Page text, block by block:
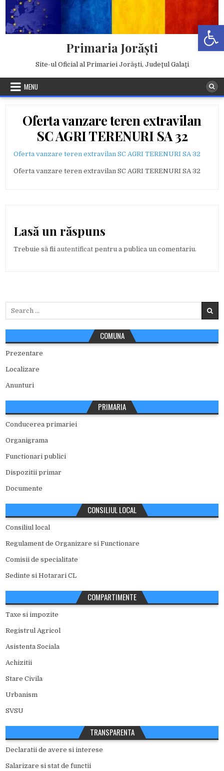
content
Primaria Jorăşti
Site-ul Oficial al Primariei Jorăşti, Judeţul Galaţi
MENU
Oferta vanzare teren extravilan
SC AGRI TERENURI SA 32
Oferta vanzare teren extravilan SC AGRI TERENURI SA 32
Oferta vanzare teren extravilan SC AGRI TERENURI SA 32
Lasă un răspuns
Trebuie să fiiautentificat pentru a publica un comentariu.
COMUNA
Prezentare
Localizare
Anunturi
PRIMARIA
Conducerea primariei
Organigrama
Functionari publici
Dispozitii primar
Documente
CONSILIUL LOCAL
Consiliul local
Regulament de Organizare si Functionare
Comisii de specialitate
Sedinte si Hotarari CL
COMPARTIMENTE
Taxe si impozite
Registrul Agricol
Asistenta Sociala
Achizitii
Stare Civila
Urbanism
SVSU
TRANSPARENTA
Declaratii de avere si interese
Salarizare si stat de functii